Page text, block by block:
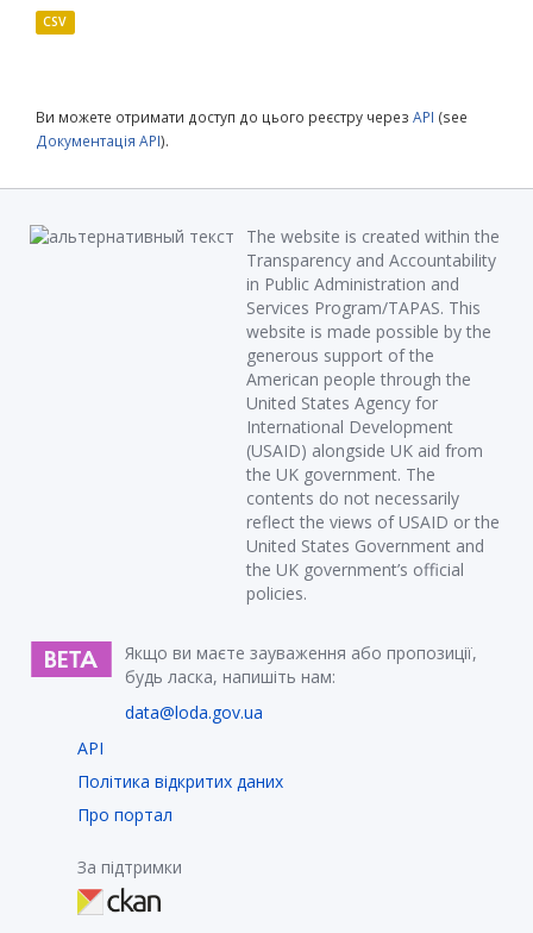
CSV
Ви можете отримати доступ до цього реєстру через API (see
Документація API).
The website is created within the
Transparency and Accountability
in Public Administration and
Services Program/TAPAS. This
website is made possible by the
generous support of the
American people through the
United States Agency for
International Development
(USAID) alongside UK aid from
the UK government. The
contents do not necessarily
reflect the views of USAID or the
United States Government and
the UK government’s official
policies.
Якщо ви маєте зауваження або пропозиції,
будь ласка, напишіть нам:
data@loda.gov.ua
API
Політика відкритих даних
Про портал
За підтримки